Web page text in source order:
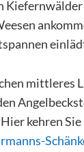
mittleres
kehren